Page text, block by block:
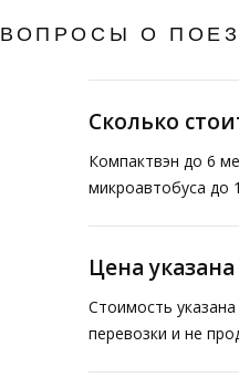
ВОПРОСЫ О
Сколько
Компактвэн до 6
микроавтобуса до
Цена
Стоимость
перевозки и не